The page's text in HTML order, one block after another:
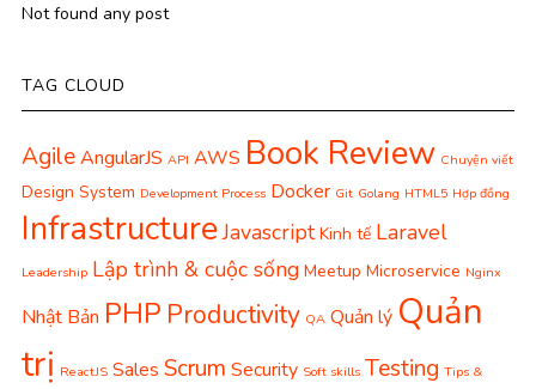
Not found any post
TAG CLOUD
AgileAngularJS API AWS Book Review Chuyện viết
Design System Development Process Docker Git Golang HTML5 Hợp đồng
InfrastructureJavascript Kinh tế Laravel
Leadership Lập trình & cuộc sống Meetup Microservice Nginx
Nhật Bản PHP Productivity QA Quản lý Quản
trị ReactJS Sales Scrum Security Soft skills Testing Tips &